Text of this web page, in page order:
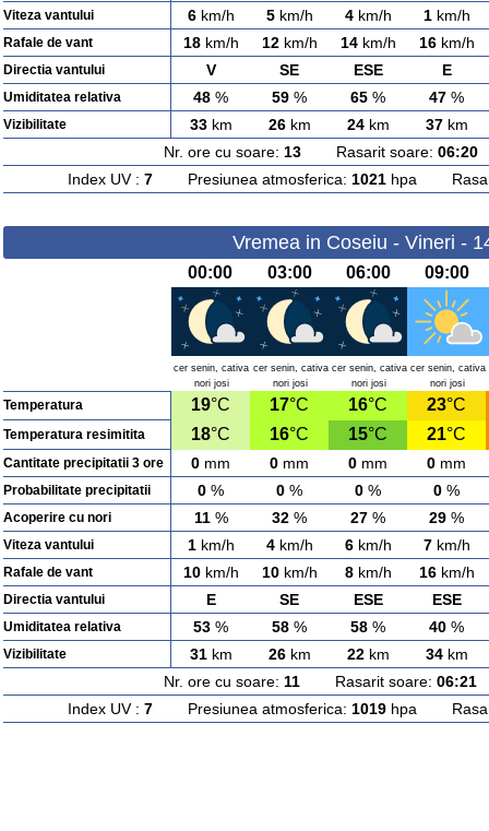
Viteza vantului 6km/h 5km/h 4km/h 1km/h
Rafale de vant 18km/h 12km/h 14km/h 16km/h
Directia vantului V SE ESE E
Umiditatea relativa 48 % 59 % 65 % 47 %
Vizibilitate 33km 26km 24km 37km
Nr. ore cu soare: 13Rasarit soare: 06:20
Index UV : 7Presiunea atmosferica: 1021hpa
Vremea in Coseiu - Vineri -
00:00 03:00 06:00 09:00
cer senin, cativa
nori josi
cer senin, cativa
nori josi
cer senin, cativa
nori josi
cer senin, cativa
nori josi
Temperatura 19°C 17°C 16°C 23°C
Temperatura resimitita 18°C 16°C 15°C 21°C
Cantitate precipitatii 3 ore 0 mm 0 mm 0 mm 0 mm
Probabilitate precipitatii 0 % 0 % 0 % 0 %
Acoperire cu nori 11% 32 % 27 % 29 %
Viteza vantului 1km/h 4km/h 6km/h 7km/h
Rafale de vant 10km/h 10km/h 8km/h 16km/h
Directia vantului E SE ESE ESE
Umiditatea relativa 53 % 58 % 58 % 40 %
Vizibilitate 31km 26km 22km 34km
Nr. ore cu soare: 11 Rasarit soare: 06:21
Index UV : 7Presiunea atmosferica: 1019hpa